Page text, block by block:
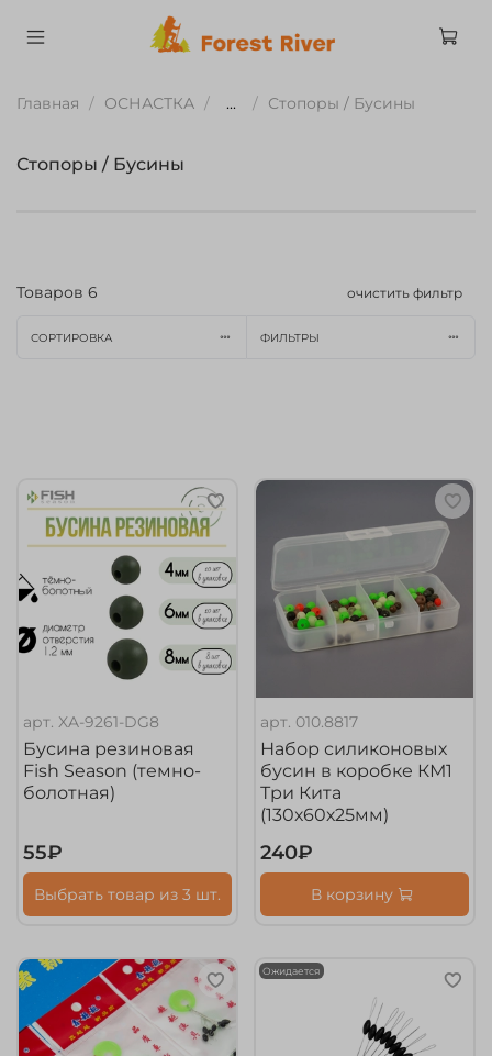
Главная ОСНАСТКА ... Стопоры / Бусины
Стопоры / Бусины
Товаров 6 очистить фильтр
СОРТИРОВКА ФИЛЬТРЫ
арт.XA-9261-DG8
Бусина резиновая
Fish Season (темно-
болотная)
55₽
Выбрать товар из 3 шт.
арт. 010.8817
Набор силиконовых
бусин в коробке КМ1
Три Кита
(130х60х25мм)
240₽
В корзину
Ожидается